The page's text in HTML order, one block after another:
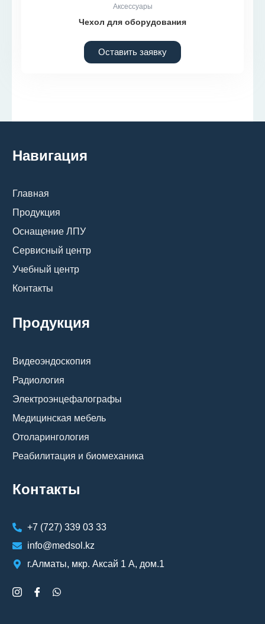
Аксессуары
Чехол для оборудования
Оставить заявку
Навигация
Главная
Продукция
Оснащение ЛПУ
Сервисный центр
Учебный центр
Контакты
Продукция
Видеоэндоскопия
Радиология
Электроэнцефалографы
Медицинская мебель
Отоларингология
Реабилитация и биомеханика
Контакты
+7 (727) 339 03 33
info@medsol.kz
г.Алматы, мкр. Аксай 1 А, дом.1